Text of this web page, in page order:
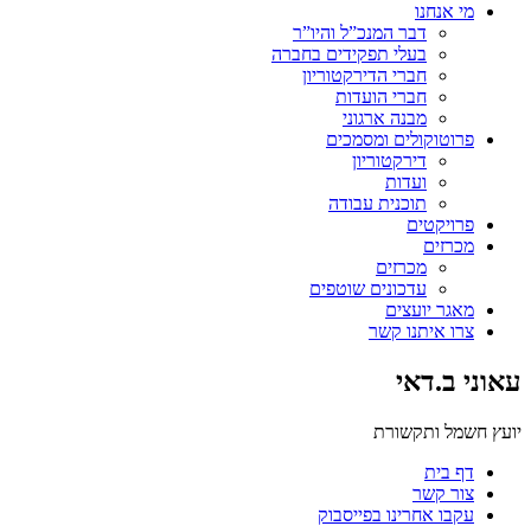
מי אנחנו
דבר המנכ”ל והיו”ר
בעלי תפקידים בחברה
חברי הדירקטוריון
חברי הועדות
מבנה ארגוני
פרוטוקולים ומסמכים
דירקטוריון
ועדות
תוכנית עבודה
פרויקטים
מכרזים
מכרזים
עדכונים שוטפים
מאגר יועצים
צרו איתנו קשר
עאוני ב.דאי
יועץ חשמל ותקשורת
דף בית
צור קשר
עקבו אחרינו בפייסבוק